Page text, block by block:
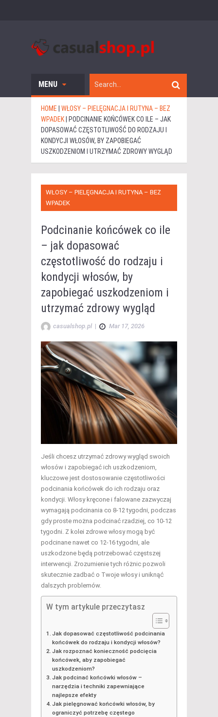
MENU
HOME
WŁOSY – PIELĘGNACJA I RUTYNA – BEZ
WPADEK
PODCINANIE KOŃCÓWEK CO ILE – JAK
DOPASOWAĆ CZĘSTOTLIWOŚĆ DO RODZAJU I
KONDYCJI WŁOSÓW, BY ZAPOBIEGAĆ
USZKODZENIOM I UTRZYMAĆ ZDROWY WYGLĄD
WŁOSY – PIELĘGNACJA I RUTYNA – BEZ
WPADEK
Podcinanie końcówek co ile
– jak dopasować
częstotliwość do rodzaju i
kondycji włosów, by
zapobiegać uszkodzeniom i
utrzymać zdrowy wygląd
casualshop.pl | Mar 17, 2026
Jeśli chcesz utrzymać zdrowy wygląd swoich
włosów i zapobiegać ich uszkodzeniom,
kluczowe jest dostosowanie częstotliwości
podcinania końcówek do ich rodzaju oraz
kondycji. Włosy kręcone i falowane zazwyczaj
wymagają podcinania co 8-12 tygodni, podczas
gdy proste można podcinać rzadziej, co 10-12
tygodni. Z kolei zdrowe włosy mogą być
podcinane nawet co 12-16 tygodni, ale
uszkodzone będą potrzebować częstszej
interwencji. Zrozumienie tych różnic pozwoli
skutecznie zadbać o Twoje włosy i uniknąć
dalszych problemów.
W tym artykule przeczytasz
Jak dopasować częstotliwość podcinania
końcówek do rodzaju i kondycji włosów?
Jak rozpoznać konieczność podcięcia
końcówek, aby zapobiegać
uszkodzeniom?
Jak podcinać końcówki włosów –
narzędzia i techniki zapewniające
najlepsze efekty
Jak pielęgnować końcówki włosów, by
ograniczyć potrzebę częstego